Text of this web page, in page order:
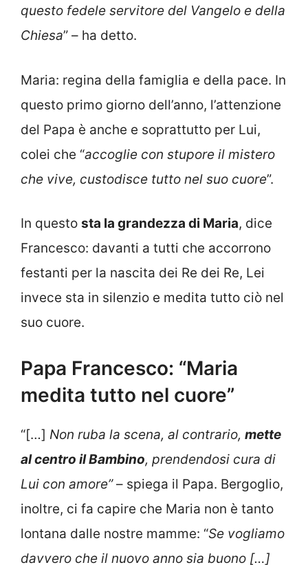
questo fedele servitore del Vangelo e della
Chiesa” – ha detto.
Maria: regina della famiglia e della pace. In
questo primo giorno dell’anno, l’attenzione
del Papa è anche e soprattutto per Lui,
colei che “accoglie con stupore il mistero
che vive, custodisce tutto nel suo cuore”.
In questo sta la grandezza di Maria, dice
Francesco: davanti a tutti che accorrono
festanti per la nascita dei Re dei Re, Lei
invece sta in silenzio e medita tutto ciò nel
suo cuore.
Papa Francesco: “Maria
medita tutto nel cuore”
“[…] Non ruba la scena, al contrario, mette
al centro il Bambino, prendendosi cura di
Lui con amore”– spiega il Papa. Bergoglio,
inoltre, ci fa capire che Maria non è tanto
lontana dalle nostre mamme: “Se vogliamo
davvero che il nuovo anno sia buono […]